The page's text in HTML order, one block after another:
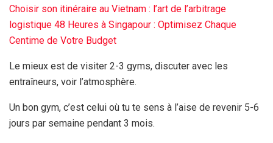
Choisir son itinéraire au Vietnam : l’art de l’arbitrage
logistique 48 Heures à Singapour : Optimisez Chaque
Centime de Votre Budget
Le mieux est de visiter 2-3 gyms, discuter avec les
entraîneurs, voir l’atmosphère.
Un bon gym, c’est celui où tu te sens à l’aise de revenir 5-6
jours par semaine pendant 3 mois.